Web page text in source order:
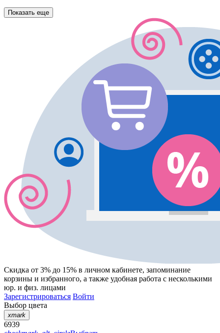
Показать еще
Скидка от 3% до 15% в личном кабинете, запоминание
корзины и избранного, а также удобная работа с несколькими
юр. и физ. лицами
Зарегистрироваться Войти
Выбор цвета
xmark
6939